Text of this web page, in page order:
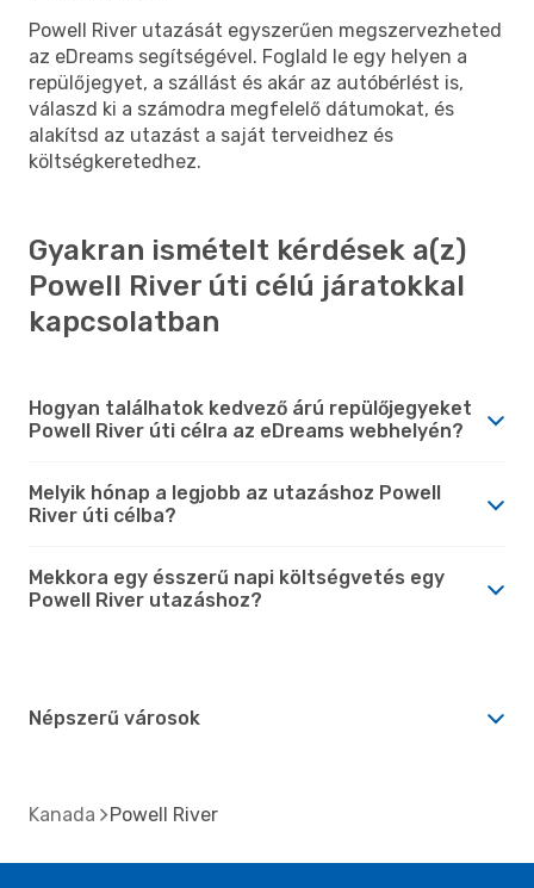
Powell River utazását egyszerűen megszervezheted
az eDreams segítségével. Foglald le egy helyen a
repülőjegyet, a szállást és akár az autóbérlést is,
válaszd ki a számodra megfelelő dátumokat, és
alakítsd az utazást a saját terveidhez és
költségkeretedhez.
Gyakran ismételt kérdések a(z)
Powell River úti célú járatokkal
kapcsolatban
Hogyan találhatok kedvező árú repülőjegyeket
Powell River úti célra az eDreams webhelyén?
Melyik hónap a legjobb az utazáshoz Powell
River úti célba?
Mekkora egy ésszerű napi költségvetés egy
Powell River utazáshoz?
Népszerű városok
Kanada Powell River